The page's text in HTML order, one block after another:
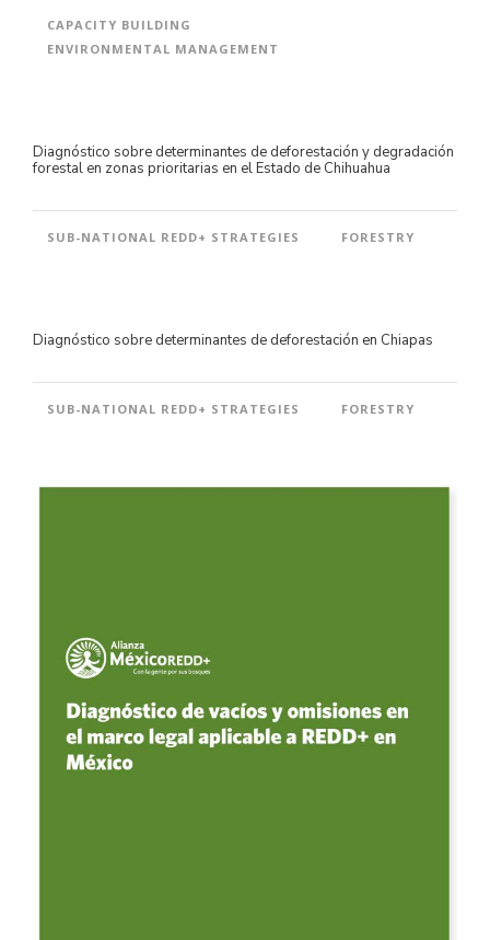
CAPACITY BUILDING
ENVIRONMENTAL MANAGEMENT
Diagnóstico sobre determinantes de deforestación y degradación
forestal en zonas prioritarias en el Estado de Chihuahua
SUB-NATIONAL REDD+ STRATEGIES FORESTRY
Diagnóstico sobre determinantes de deforestación en Chiapas
SUB-NATIONAL REDD+ STRATEGIES FORESTRY